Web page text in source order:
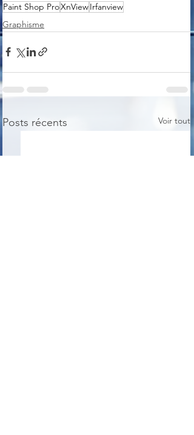
Paint Shop ProXnViewIrfanview
Graphisme
Posts récents Voir tout